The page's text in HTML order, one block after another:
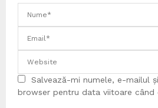
Salvează-mi numele, e-mailul
browser pentru data viitoare când